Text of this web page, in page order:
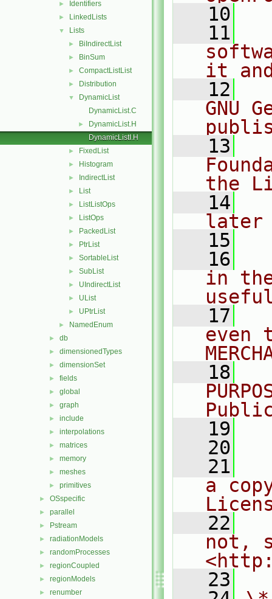
► Identifiers
► LinkedLists
▼ Lists
► BiIndirectList
► BinSum
► CompactListList
► Distribution
▼
DynamicList
DynamicList.C
►
DynamicList.H
DynamicListI.H
► FixedList
► Histogram
► IndirectList
► List
► ListListOps
► ListOps
► PackedList
► PtrList
► SortableList
► SubList
► UIndirectList
► UList
► UPtrList
► NamedEnum
► db
► dimensionedTypes
► dimensionSet
► fields
► global
► graph
► include
► interpolations
► matrices
► memory
► meshes
► primitives
► OSspecific
► parallel
► Pstream
► radiationModels
► randomProcesses
► regionCoupled
► regionModels
► renumber
   10
   11
it
   12
GNU
   13
the
   14
later
   15
   16
in
   17
even
   18
   19
   20
   21
a
   22
not,
   23